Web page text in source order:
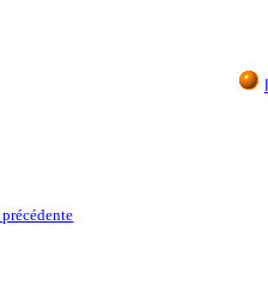
précédente